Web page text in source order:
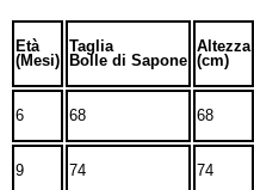
Età
(Mesi)
Taglia
Bolle di Sapone
Altezza
(cm)
6 68 68
9 74 74